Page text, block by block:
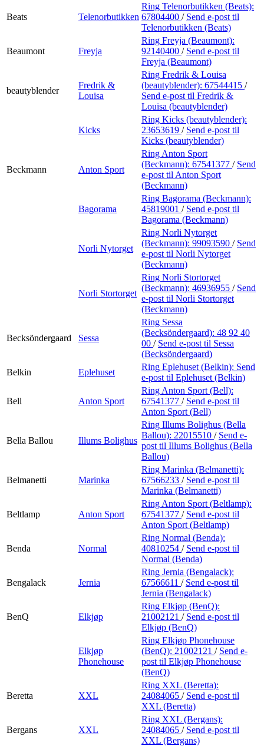
Beats Telenorbutikken
Ring Telenorbutikken (Beats):
67804400 / Send e-post til
Telenorbutikken (Beats)
Beaumont Freyja
Ring Freyja (Beaumont):
92140400 / Send e-post til
Freyja (Beaumont)
beautyblender
Fredrik &
Louisa
Ring Fredrik & Louisa
(beautyblender): 67544415 /
Send e-post til Fredrik &
Louisa (beautyblender)
Kicks
Ring Kicks (beautyblender):
23653619 / Send e-post til
Kicks (beautyblender)
Beckmann Anton Sport
Ring Anton Sport
(Beckmann): 67541377 / Send
e-post til Anton Sport
(Beckmann)
Bagorama
Ring Bagorama (Beckmann):
45819001 / Send e-post til
Bagorama (Beckmann)
Norli Nytorget
Ring Norli Nytorget
(Beckmann): 99093590 / Send
e-post til Norli Nytorget
(Beckmann)
Norli Stortorget
Ring Norli Stortorget
(Beckmann): 46936955 / Send
e-post til Norli Stortorget
(Beckmann)
Becksöndergaard Sessa
Ring Sessa
(Becksöndergaard): 48 92 40
00 / Send e-post til Sessa
(Becksöndergaard)
Belkin
Eplehuset
Ring Eplehuset (Belkin): Send
e-post til Eplehuset (Belkin)
Bell Anton Sport
Ring Anton Sport (Bell):
67541377 / Send e-post til
Anton Sport (Bell)
Bella Ballou Illums Bolighus
Ring Illums Bolighus (Bella
Ballou): 22015510 / Send e-
post til Illums Bolighus (Bella
Ballou)
Belmanetti Marinka
Ring Marinka (Belmanetti):
67566233 / Send e-post til
Marinka (Belmanetti)
Beltlamp Anton Sport
Ring Anton Sport (Beltlamp):
67541377 / Send e-post til
Anton Sport (Beltlamp)
Benda Normal
Ring Normal (Benda):
40810254 / Send e-post til
Normal (Benda)
Bengalack Jernia
Ring Jernia (Bengalack):
67566611 / Send e-post til
Jernia (Bengalack)
BenQ Elkjøp
Ring Elkjøp (BenQ):
21002121 / Send e-post til
Elkjøp (BenQ)
Elkjøp
Phonehouse
Ring Elkjøp Phonehouse
(BenQ): 21002121 / Send e-
post til Elkjøp Phonehouse
(BenQ)
Beretta XXL
Ring XXL (Beretta):
24084065 / Send e-post til
XXL (Beretta)
Bergans XXL
Ring XXL (Bergans):
24084065 / Send e-post til
XXL (Bergans)